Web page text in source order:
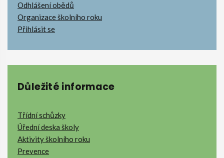
Odhlášení obědů
Organizace školního roku
Přihlásit se
Důležité informace
Třídní schůzky
Úřední deska školy
Aktivity školního roku
Prevence